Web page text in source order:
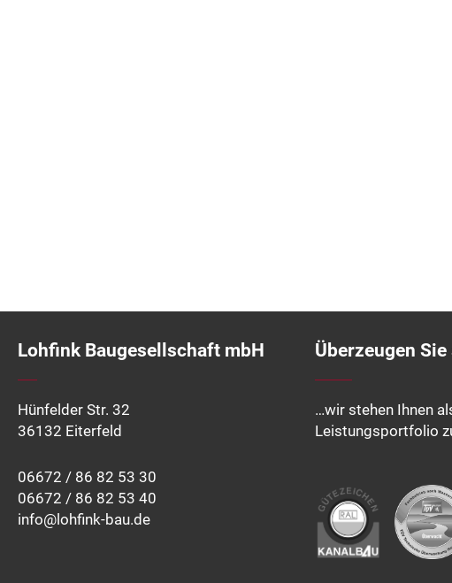
Lohfink Baugesellschaft mbH
Hünfelder Str. 32
36132 Eiterfeld
06672 / 86 82 53 30
06672 / 86 82 53 40
info@lohfink-bau.de
Überzeugen
…wir stehen Ihnen
Leistungsportfolio